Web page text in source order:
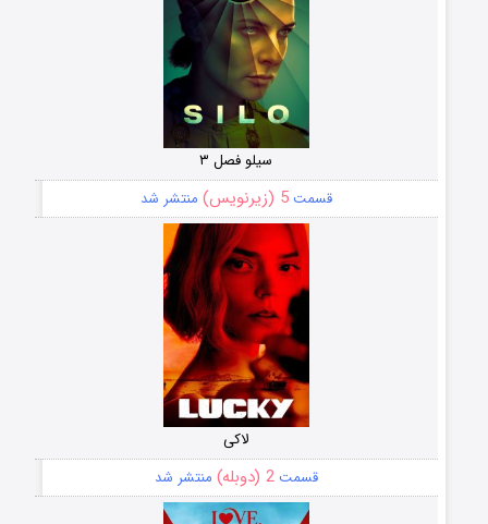
سیلو فصل ۳
قسمت5 (زیرنویس) منتشر شد
لاکی
قسمت2 (دوبله) منتشر شد